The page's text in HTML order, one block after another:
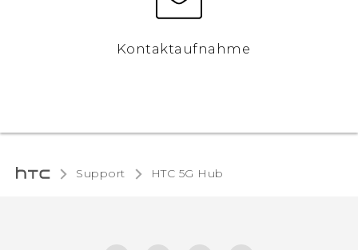
Kontaktaufnahme
Support HTC 5G Hub‎